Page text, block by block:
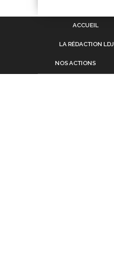
ACCUEIL
LA RÉDACTION LDJ
NOS ACTIONS